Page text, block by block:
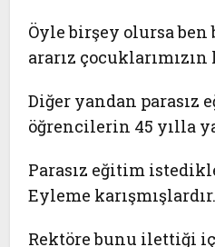
Öyle birşey olursa ben
ararız çocuklarımızın
Diğer yandan parasız
öğrencilerin 45 yılla
Parasız eğitim
Eyleme karışmışlardır.
Rektöre bunu ilettiği